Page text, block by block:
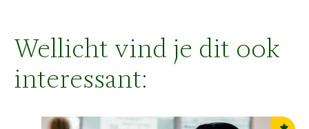
Wellicht vind je dit ook
interessant: